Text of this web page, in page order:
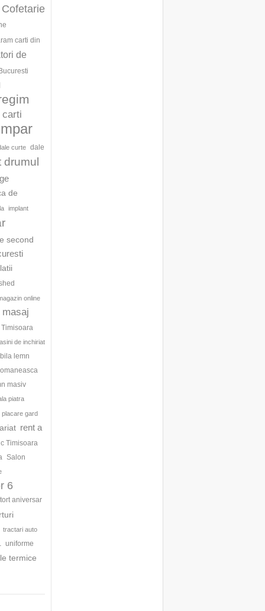
Cofetarie
carti din
de
carti
curte dale
drumul
de
implant
second
online
masaj
de inchiriat
lemn
masiv
piatra
placare gard
rent a
Timisoara
Salon
6
tort aniversar
tractari auto
uniforme
termice